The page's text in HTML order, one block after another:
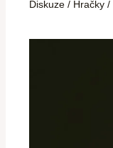
Diskuze / Hračky /